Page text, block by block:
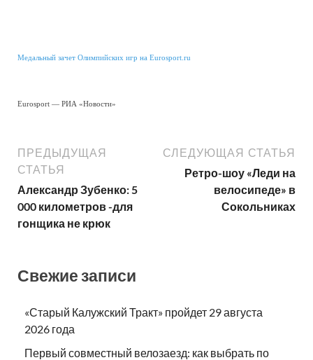
Медальный зачет Олимпийских игр на Eurosport.ru
Eurosport — РИА «Новости»
ПРЕДЫДУЩАЯ
СТАТЬЯ
Александр Зубенко: 5
000 километров -для
гонщика не крюк
СЛЕДУЮЩАЯ СТАТЬЯ
Ретро-шоу «Леди на
велосипеде» в
Сокольниках
Свежие записи
«Старый Калужский Тракт» пройдет 29 августа
2026 года
Первый совместный велозаезд: как выбрать по